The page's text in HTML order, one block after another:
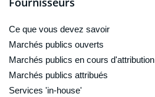
Ce que vous devez savoir
Marchés publics ouverts
Marchés publics en cours d'attribution
Marchés publics attribués
Services 'in-house'